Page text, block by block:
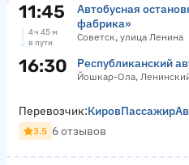
11:45
Автобусная
фабрика»
Советск, улица Ленина
4 ч 45 м
в пути
16:30 Республиканский
Йошкар-Ола,
Перевозчик:
3.5 6 отзывов